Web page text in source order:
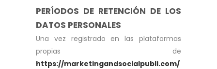
PERÍODOS DE RETENCIÓN DE LOS
DATOS PERSONALES
Una vez registrado en las plataformas
propias de
https://marketingandsocialpubli.com/